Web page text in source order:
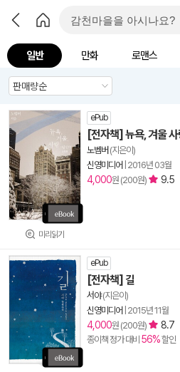
일반 만화 로맨스
미리읽기
ePub
[전자책] 뉴욕, 겨울
노벰버 (지은이)
신영미디어 2016년 03월
4,000원 (200원) 9.5
ePub
[전자책] 길
서야(지은이)
신영미디어 2015년 11월
4,000원 (200원) 8.7
종이책 정가 대비 56%할인